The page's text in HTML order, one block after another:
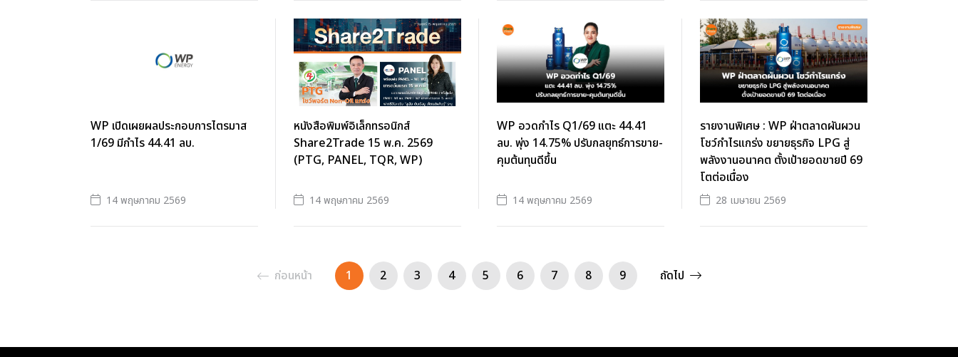
WP เปิดเผยผลประกอบการไตรมาส
1/69 มีกำไร 44.41 ลบ.
14 พฤษภาคม 2569
หนังสือพิมพ์อิเล็กทรอนิกส์
Share2Trade 15 พ.ค. 2569
(PTG, PANEL, TQR, WP)
14 พฤษภาคม 2569
WP อวดกำไร Q1/69 แตะ 44.41
ลบ. พุ่ง 14.75% ปรับกลยุทธ์การขาย-
คุมต้นทุนดีขึ้น
14 พฤษภาคม 2569
รายงานพิเศษ : WP ฝ่าตลาดผันผวน
โชว์กำไรแกร่ง ขยายธุรกิจ LPG สู่
พลังงานอนาคต ตั้งเป้ายอดขายปี 69
โตต่อเนื่อง
28 เมษายน 2569
ก่อนหน้า 1 2 3 4 5 6 7 8 9 ถัดไป